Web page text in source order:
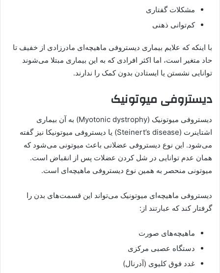
مشکلات گفتاری
کم‌توانی ذهنی
با اینکه که علایم بیماری دیستروفی ماهیچه‌ای مادرزادی از خفیف تا
حاد متغیر است، اما اکثر افرادی که به این بیماری مبتلا می‌شوند
توانایی نشستن یا ایستادن بدون کمک را ندارند.
دیستروفی میوتونیک
دیستروفی میوتونیک (Myotonic dystrophy) به آن بیماری
اشتاینرت (Steinert’s disease) یا دیستروفی میوتونیکا نیز گفته
می‌شود. این نوع دیستروفی عضلانی باعث میوتونی می‌شود که
همان عدم توانایی در شل کردن عضلات پس از انقباض است.
میوتونی منحصر به همین نوع دیستروفی ماهیچه‌ای است.
دیستروفی ماهیچه‌ای میوتونیک می‌تواند این قسمت‌های بدن را
گرفتار کند که عبارتند از:
ماهیچه‌های صورت
دستگاه عصبی مرکزی
غدد فوق کلیوی (آدرنال)